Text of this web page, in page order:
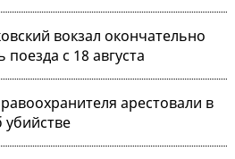
вокзал окончательно
с 18 августа
арестовали в
убийстве